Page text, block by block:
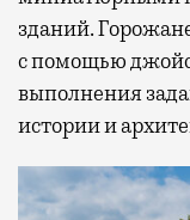
зданий.
с помощью
выполнения
истории и